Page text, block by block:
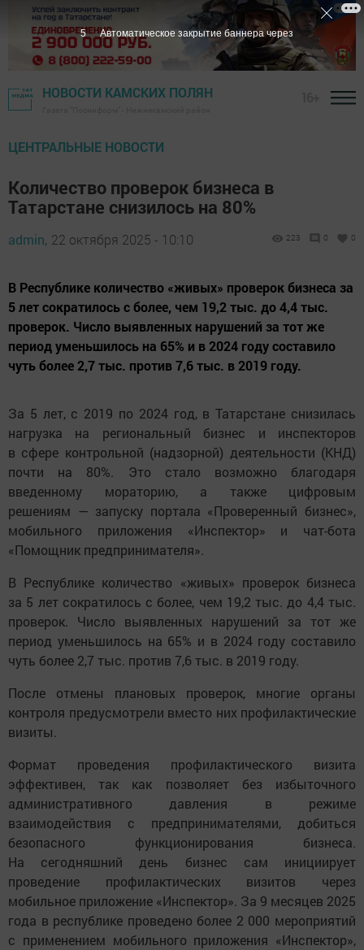
НОВОСТИ КАМСКИХ ПОЛЯН
ЦЕНТРАЛЬНЫЕ НОВОСТИ
Количество проверок бизнеса в
Татарстане снизилось на 80%
admin, 22 октября 2025 - 10:10 223 0 0
В Республике количество «живых» проверок бизнеса за
5 лет сократилось с более, чем 19,2 тыс. до 4,4 тыс.
проверок. Число выявленных нарушений за тот же
период уменьшилось на 65% и в 2024 году составило
чуть более 2,7 тыс. против 7,6 тыс. в 2019 году.
За 5 лет, с 2019 по 2024 год, в Татарстане снизилась
нагрузка на региональный бизнес и инспекторов
в сфере контрольной (надзорной) деятельности (КНД)
почти на 80%. Это стало возможно благодаря
введенному мораторию, а также цифровым
решениям — запуску портала «Проверенный бизнес»,
мобильного приложения «Инспектор» и чат-бота
«Помощник предпринимателя».
В Республике количество «живых» проверок бизнеса
за 5 лет сократилось с более, чем 19,2 тыс. до 4,4 тыс.
проверок. Число выявленных нарушений за тот же
период уменьшилось на 65% и в 2024 году составило
чуть более 2,7 тыс. против 7,6 тыс. в 2019 году.
После отмены плановых проверок, многие органы
контроля предусмотрели вместо них профилактические
визиты.
Формат проведения профилактического визита
эффективен, так как позволяет без избыточного
административного давления в режиме
взаимодействия с предпринимателями, добиться
безопасного функционирования бизнеса.
На сегодняшний день бизнес сам инициирует
проведение профилактических визитов через
мобильное приложение «Инспектор». За 9 месяцев 2025
года в республике проведено более 2 000 мероприятий
с применением мобильного приложения «Инспектор»,
4 Автоматическое закрытие баннера через